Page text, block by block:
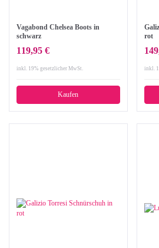
Vagabond Chelsea Boots in
schwarz
119,95 €
inkl. 19% gesetzlicher MwSt.
Kaufen
rot
inkl.